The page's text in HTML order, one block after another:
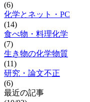
(6)
化学とネット・PC
(14)
食べ物・料理化学
(7)
生き物の化学物質
(11)
研究・論文不正
(6)
最近の記事